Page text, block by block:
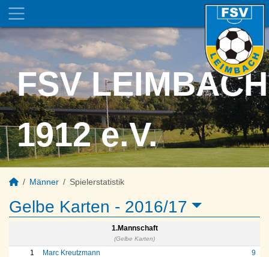
FSV LEIMBACH
1912 e.V.
Männer Spielerstatistik
Gelbe Karten - 2016/17
1.Mannschaft
(Gelbe Karten)
1 Marc Kreutzmann
9